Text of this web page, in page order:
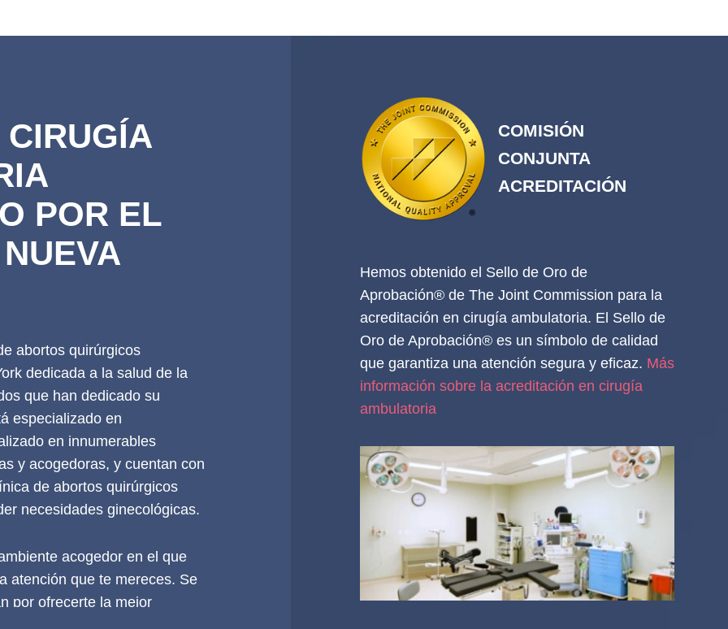
POR EL
abortos quirúrgicos
dedicada a la salud de la
que han dedicado su
especializado en
en innumerables
y acogedoras, y cuentan con
de abortos quirúrgicos
necesidades ginecológicas.
acogedor en el que
atención que te mereces. Se
por ofrecerte la mejor
COMISIÓN
CONJUNTA
ACREDITACIÓN
Hemos obtenido el Sello de Oro de
Aprobación® de The Joint Commission para la
acreditación en cirugía ambulatoria. El Sello de
Oro de Aprobación® es un símbolo de calidad
que garantiza una atención segura y eficaz. Más
información sobre la acreditación en cirugía
ambulatoria